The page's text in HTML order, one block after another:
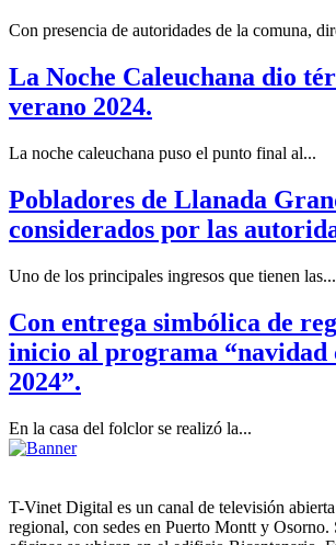
Con presencia de autoridades de la comuna,
La Noche Caleuchana dio
verano 2024.
La noche caleuchana puso el punto final al...
Pobladores de Llanada
considerados por las
Uno de los principales ingresos que tienen las...
Con entrega simbólica de
inicio al programa “navidad
2024”.
En la casa del folclor se realizó la...
T-Vinet Digital es un canal de televisión
regional, con sedes en Puerto Montt y Osorno.